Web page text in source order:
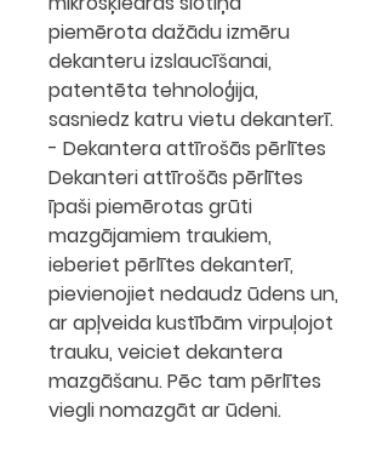
piemērota dažādu izmēru
dekanteru izslaucīšanai,
patentēta tehnoloģija,
sasniedz katru vietu dekanterī.
- Dekantera attīrošās pērlītes
Dekanteri attīrošās pērlītes
īpaši piemērotas grūti
mazgājamiem traukiem,
ieberiet pērlītes dekanterī,
pievienojiet nedaudz ūdens un,
ar apļveida kustībām virpuļojot
trauku, veiciet dekantera
mazgāšanu. Pēc tam pērlītes
viegli nomazgāt ar ūdeni.